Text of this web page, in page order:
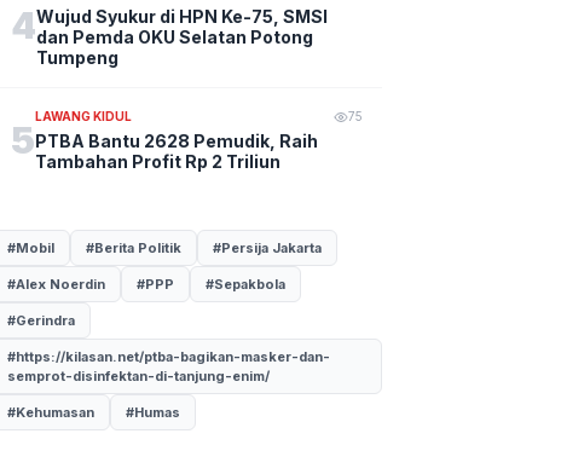
4Wujud Syukur di HPN Ke-75, SMSI
dan Pemda OKU Selatan Potong
Tumpeng
5
LAWANG KIDUL 75
PTBA Bantu 2628 Pemudik, Raih
Tambahan Profit Rp 2 Triliun
#Mobil #Berita Politik #Persija Jakarta
#Alex Noerdin #PPP #Sepakbola
#Gerindra
#https://kilasan.net/ptba-bagikan-masker-dan-
semprot-disinfektan-di-tanjung-enim/
#Kehumasan #Humas